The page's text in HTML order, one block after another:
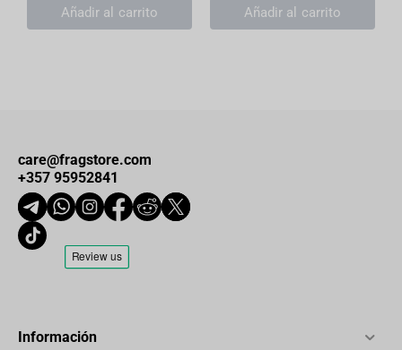
Añadir al carrito Añadir al carrito
care@fragstore.com
+357 95952841
Información